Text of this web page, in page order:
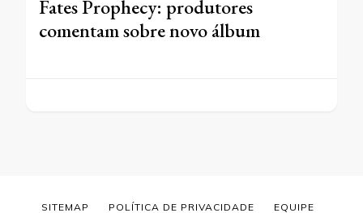
Fates Prophecy: produtores
comentam sobre novo álbum
SITEMAP POLÍTICA DE PRIVACIDADE
EQUIPE